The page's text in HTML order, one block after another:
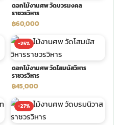
ดอกไม้งานศพ วัดบวรมงคล
ราชวรวิหาร
฿60,000
-25%
ดอกไม้งานศพ วัดโสมนัสวิหาร
ราชวรวิหาร
฿45,000
-27%